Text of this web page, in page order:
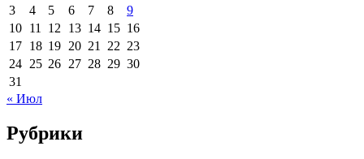
3
4 5 6 7 8
9
10 11 12 13 14 15 16
17 18 19 20 21 22 23
24 25 26 27 28 29 30
31
« Июл
Рубрики